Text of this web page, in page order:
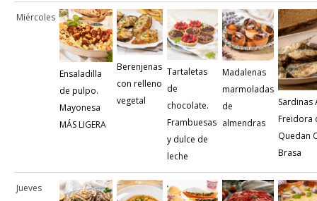
Miércoles
Ensaladilla
de pulpo.
Mayonesa
MÁS LIGERA
Berenjenas
con relleno
vegetal
Tartaletas
de
chocolate.
Frambuesas
y dulce de
leche
Madalenas
marmoladas
de
almendras
Sardinas
Freidora
Quedan
Brasa
Jueves